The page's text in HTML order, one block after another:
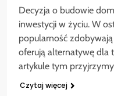
Decyzja o budowie
inwestycji w życiu. W
popularność
oferują alternatywę dla
artykule tym
Czytaj więcej